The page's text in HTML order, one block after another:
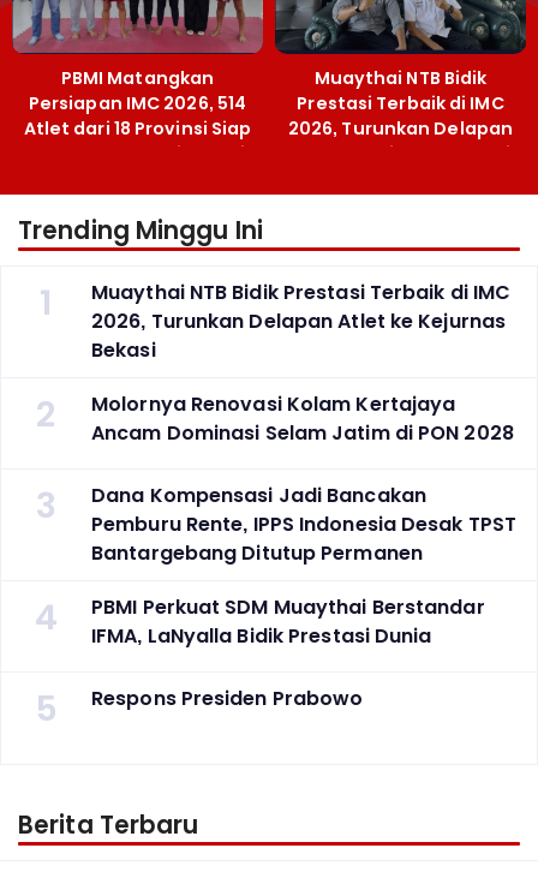
PBMI Matangkan
Persiapan IMC 2026, 514
Atlet dari 18 Provinsi Siap
Berlaga Besok di Bekasi
Muaythai NTB Bidik
Prestasi Terbaik di IMC
2026, Turunkan Delapan
Atlet ke Kejurnas Bekasi
Trending Minggu Ini
1
Muaythai NTB Bidik Prestasi Terbaik di IMC
2026, Turunkan Delapan Atlet ke Kejurnas
Bekasi
2
Molornya Renovasi Kolam Kertajaya
Ancam Dominasi Selam Jatim di PON 2028
3
Dana Kompensasi Jadi Bancakan
Pemburu Rente, IPPS Indonesia Desak TPST
Bantargebang Ditutup Permanen
4
PBMI Perkuat SDM Muaythai Berstandar
IFMA, LaNyalla Bidik Prestasi Dunia
5 Respons Presiden Prabowo
Berita Terbaru